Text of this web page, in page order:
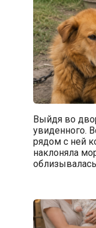
Выйдя во
увиденного.
рядом с ней
наклоняла